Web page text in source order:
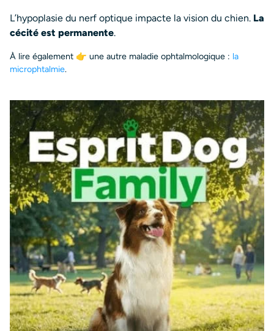
L’hypoplasie du nerf optique impacte la vision du chien. La
cécité est permanente.
À lire également 👉 une autre maladie ophtalmologique : la
microphtalmie.